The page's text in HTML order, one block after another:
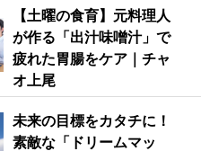
【土曜の食育】元料理人
が作る「出汁味噌汁」で
疲れた胃腸をケア｜チャ
オ上尾
未来の目標をカタチに！
素敵な「ドリームマッ